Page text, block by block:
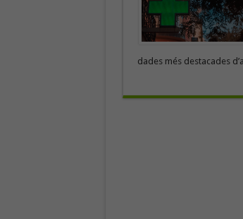
dades més destacades